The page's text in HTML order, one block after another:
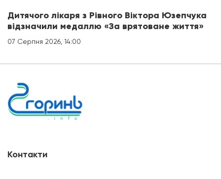
Дитячого лікаря з Рівного Віктора Юзепчука
відзначили медаллю «За врятоване життя»
07 Серпня 2026, 14:00
Контакти